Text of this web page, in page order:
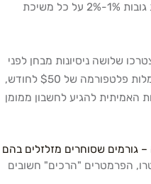
: חלק מהחברות גובות 1%-2% על כל משיכת
שלושה ניסיונות מבחן לפני
מעבר, ודמי כל ניסיון הם $150, ויש עמלות פלטפורמה של $50 לחודש,
האמיתית להגיע לחשבון ממומן
– גורמים שסוחרים מזלזלים בהם
הפרמטרים "הרכים" חשובים